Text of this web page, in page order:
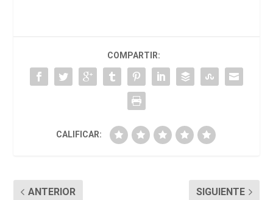
COMPARTIR:
CALIFICAR:
ANTERIOR SIGUIENTE